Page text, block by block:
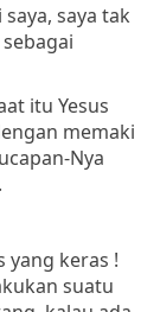
saya tak
itu Yesus
memaki
Nya
yang keras !
suatu